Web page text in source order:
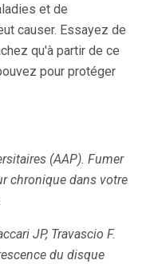
et de
causer. Essayez de
qu'à partir de ce
pour protéger
(AAP). Fumer
chronique dans votre
JP, Travascio F.
du disque